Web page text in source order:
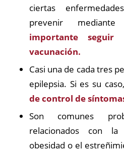
ciertas
prevenir
importante seguir
vacunación.
Casi una de cada tres
epilepsia. Si es su caso,
de control de
Son comunes
relacionados con
obesidad o el